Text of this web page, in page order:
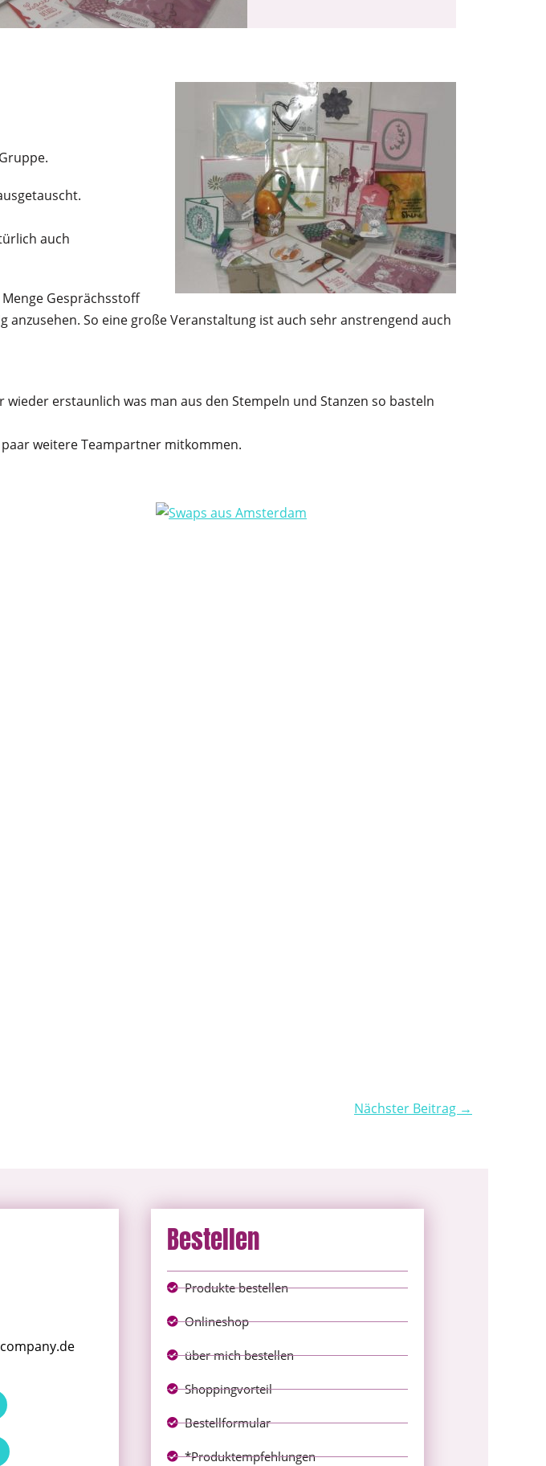
auch
Gesprächsstoff
So eine große Veranstaltung ist auch sehr anstrengend auch
erstaunlich was man aus den Stempeln und Stanzen so basteln
weitere Teampartner mitkommen.
Nächster Beitrag →
Bestellen
Produkte bestellen
Onlineshop
über mich bestellen
Shoppingvorteil
Bestellformular
*Produktempfehlungen